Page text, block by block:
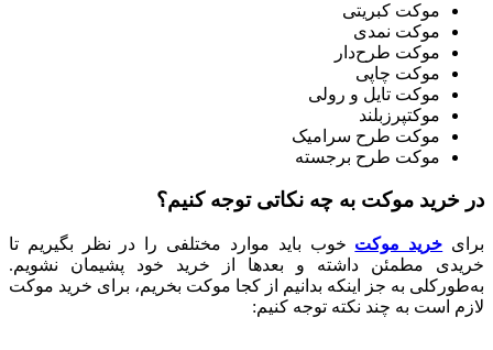
موکت کبریتی
موکت نمدی
موکت طرح‌دار
موکت چاپی
موکت تایل و رولی
موکتپرزبلند
موکت طرح سرامیک
موکت طرح برجسته
در خرید موکت به چه نکاتی توجه کنیم؟
برای خرید موکت خوب باید موارد مختلفی را در نظر بگیریم تا
خریدی مطمئن داشته و بعدها از خرید خود پشیمان نشویم.
به‌طورکلی به جز اینکه بدانیم از کجا موکت بخریم، برای خرید موکت
لازم است به چند نکته توجه کنیم: